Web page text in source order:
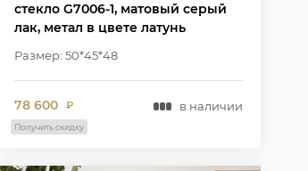
стекло G7006-1, матовый серый
лак, метал в цвете латунь
Размер: 50*45*48
78 600 ₽ в наличии
Получить скидку